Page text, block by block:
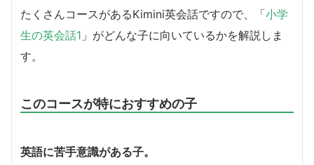
たくさんコースがあるKimini英会話ですので、「小学
生の英会話1 」がどんな子に向いているかを解説しま
す。
このコースが特におすすめの子
英語に苦手意識がある子。